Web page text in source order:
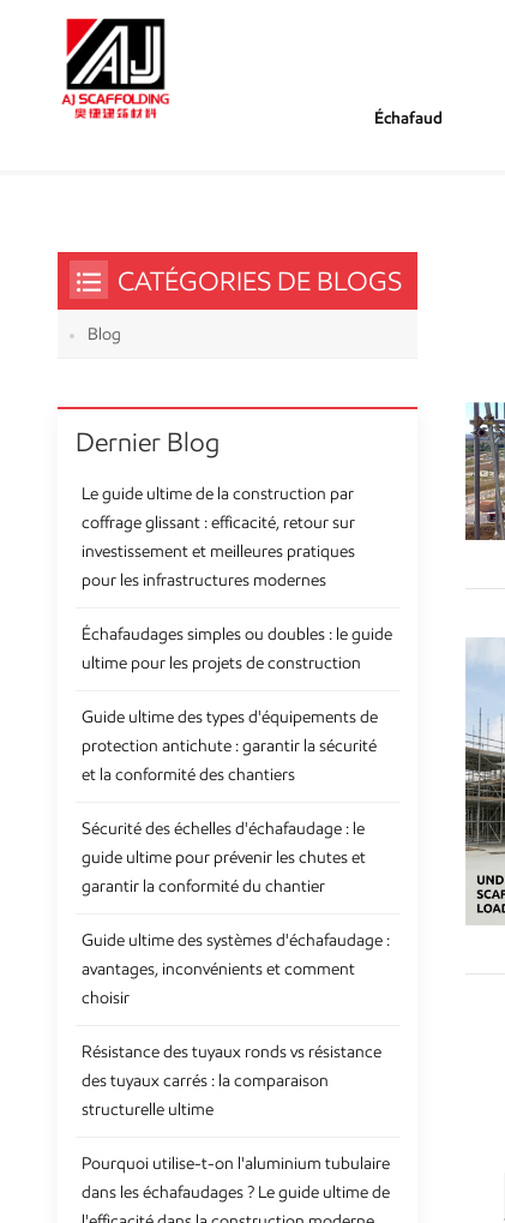
Échafaud
CATÉGORIES DE BLOGS
Blog
Dernier Blog
Le guide ultime de la construction par
coffrage glissant : efficacité, retour sur
investissement et meilleures pratiques
pour les infrastructures modernes
Échafaudages simples ou doubles : le guide
ultime pour les projets de construction
Guide ultime des types d'équipements de
protection antichute : garantir la sécurité
et la conformité des chantiers
Sécurité des échelles d'échafaudage : le
guide ultime pour prévenir les chutes et
garantir la conformité du chantier
Guide ultime des systèmes d'échafaudage :
avantages, inconvénients et comment
choisir
Résistance des tuyaux ronds vs résistance
des tuyaux carrés : la comparaison
structurelle ultime
Pourquoi utilise-t-on l'aluminium tubulaire
dans les échafaudages ? Le guide ultime de